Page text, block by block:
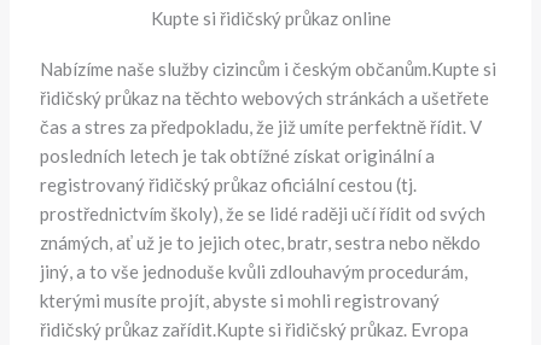
Kupte si řidičský průkaz online
Nabízíme naše služby cizincům i českým občanům.Kupte si
řidičský průkaz na těchto webových stránkách a ušetřete
čas a stres za předpokladu, že již umíte perfektně řídit. V
posledních letech je tak obtížné získat originální a
registrovaný řidičský průkaz oficiální cestou (tj.
prostřednictvím školy), že se lidé raději učí řídit od svých
známých, ať už je to jejich otec, bratr, sestra nebo někdo
jiný, a to vše jednoduše kvůli zdlouhavým procedurám,
kterými musíte projít, abyste si mohli registrovaný
řidičský průkaz zařídit.Kupte si řidičský průkaz. Evropa